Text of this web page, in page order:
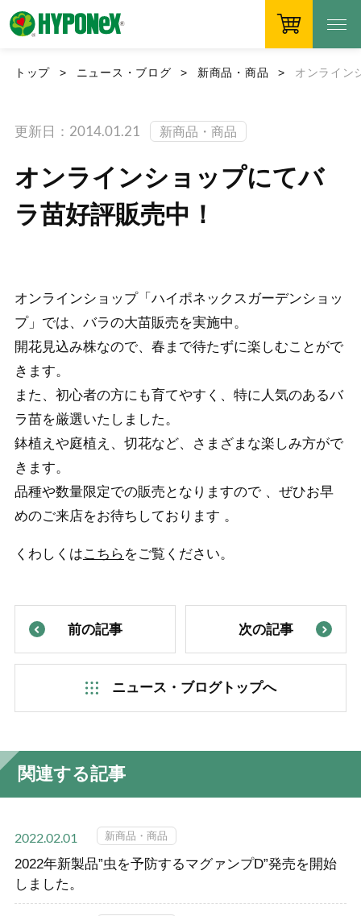
トップ ニュース・ブログ 新商品・商品 オンライン
更新日：2014.01.21 新商品・商品
オンラインショップにてバ
ラ苗好評販売中！
オンラインショップ「ハイポネックスガーデンショッ
プ」では、バラの大苗販売を実施中。
開花見込み株なので、春まで待たずに楽しむことがで
きます。
また、初心者の方にも育てやすく、特に人気のあるバ
ラ苗を厳選いたしました。
鉢植えや庭植え、切花など、さまざまな楽しみ方がで
きます。
品種や数量限定での販売となりますので 、ぜひお早
めのご来店をお待ちしております 。
くわしくはこちら をご覧ください。
前の記事
ニュース・ブログトップへ
次の記事
関連する記事
2022.02.01 新商品・商品
2022年新製品”虫を予防するマグァンプD”発売を開始
しました。